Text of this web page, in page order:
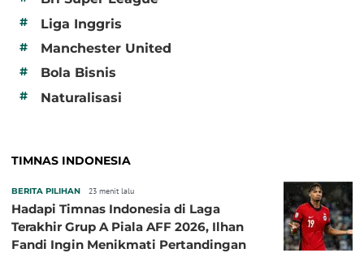
# Liga Inggris
# Manchester United
# Bola Bisnis
# Naturalisasi
TIMNAS INDONESIA
BERITA PILIHAN 23 menit lalu
Hadapi Timnas Indonesia di Laga
Terakhir Grup A Piala AFF 2026, Ilhan
Fandi Ingin Menikmati Pertandingan